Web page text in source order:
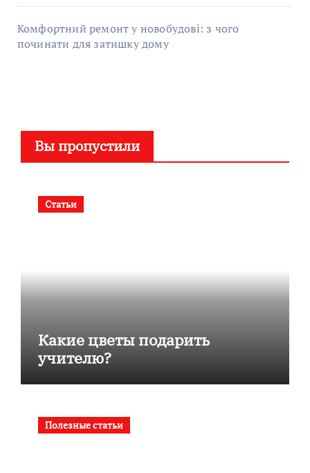
Комфортний ремонт у новобудові: з чого
починати для затишку дому
Вы пропустили
Статьи
Какие цветы подарить
учителю?
Полезные статьи